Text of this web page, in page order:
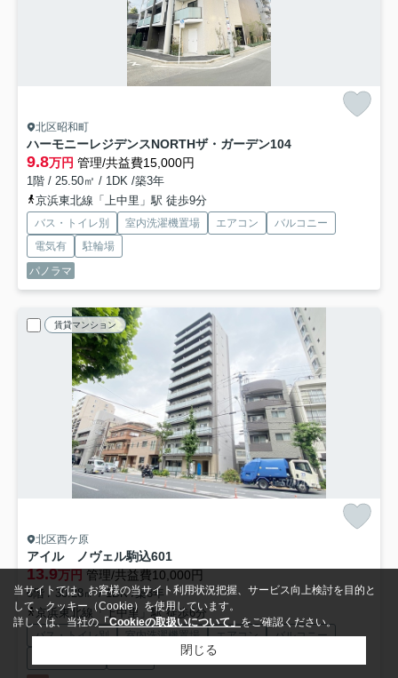
北区昭和町
ハーモニーレジデンスNORTHザ・ガーデン104
9.8万円 管理/共益費15,000円
1階 / 25.50㎡ / 1DK /築3年
京浜東北線「上中里」駅 徒歩9分
バス・トイレ別 室内洗濯機置場 エアコン
バルコニー
電気有
駐輪場
パノラマ
賃貸マンション
北区西ケ原
アイル ノヴェル駒込601
13.9万円 管理/共益費10,000円
6階 / 30.28㎡ / 1DK /築3年
京浜東北線「上中里」駅 徒歩6分
バス・トイレ別 室内洗濯機置場 エアコン
バルコニー
当サイトでは、お客様の当サイト利用状況把握、サービス向上検討を目的と
して、クッキー（Cookie）を使用しています。
詳しくは、当社の「Cookieの取扱いについて」をご確認ください。
閉じる